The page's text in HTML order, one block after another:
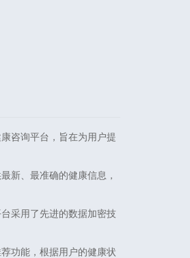
咨询平台，旨在为用户提
新、最准确的健康信息，
采用了先进的数据加密技
功能，根据用户的健康状